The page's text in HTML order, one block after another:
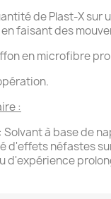
de Plast-X sur
faisant des
en microfibre
:
Solvant à base de
d'effets néfastes
d'expérience